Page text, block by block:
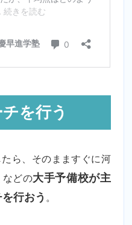
を行う
ら、そのまますぐに河
などの大手予備校が主
行おう 。